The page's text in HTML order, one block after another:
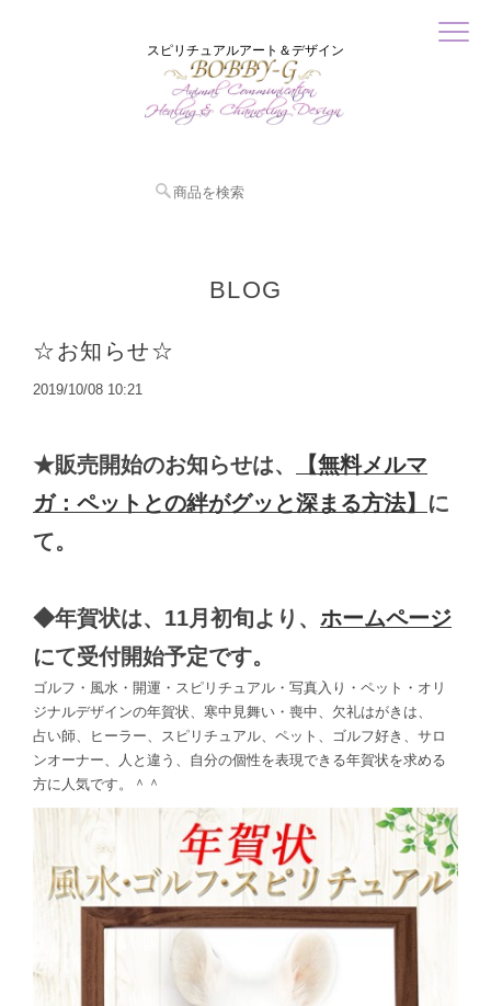
スピリチュアルアート＆デザイン
BLOG
☆お知らせ☆
2019/10/08 10:21
★販売開始のお知らせは、
【無料メルマ
ガ： ペットとの絆がグッと深まる方法】 に
て。
◆年賀状は、11月初旬より、 ホームページ
にて受付開始予定です。
ゴルフ・風水・開運・スピリチュアル・写真入り・ペット・オリ
ジナルデザインの年賀状、寒中見舞い・喪中、欠礼はがきは、
占い師、ヒーラー、スピリチュアル、ペット、ゴルフ好き、サロ
ンオーナー、人と違う、自分の個性を表現できる年賀状を求める
方に人気です。＾＾